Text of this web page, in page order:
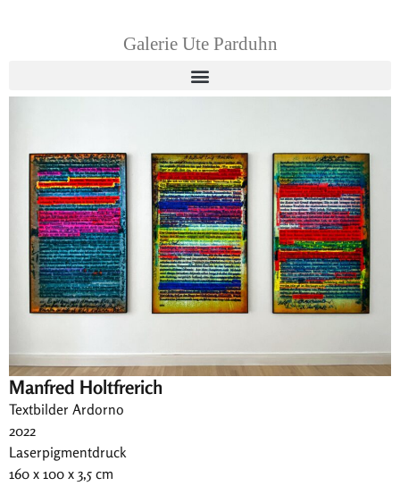
Galerie Ute Parduhn
Manfred Holtfrerich
Textbilder Ardorno
2022
Laserpigmentdruck
160 x 100 x 3,5 cm